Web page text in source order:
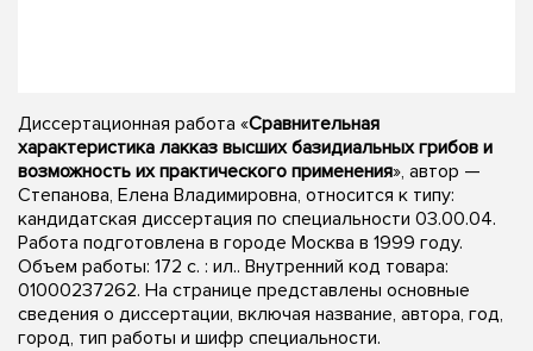
Диссертационная работа «Сравнительная
характеристика лакказ высших базидиальных грибов и
возможность их практического применения», автор —
Степанова, Елена Владимировна, относится к типу:
кандидатская диссертация по специальности 03.00.04.
Работа подготовлена в городе Москва в 1999 году.
Объем работы: 172 с. : ил.. Внутренний код товара:
01000237262. На странице представлены основные
сведения о диссертации, включая название, автора, год,
город, тип работы и шифр специальности.